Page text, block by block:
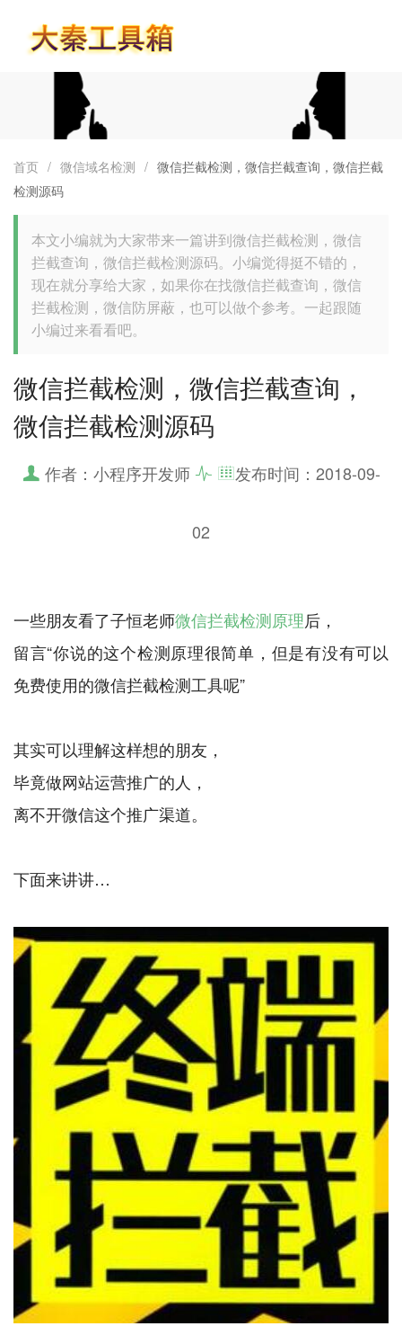
首页 / 微信域名检测 / 微信拦截检测，微信拦截查询，微信拦截
检测源码
本文小编就为大家带来一篇讲到微信拦截检测，微信
拦截查询，微信拦截检测源码。小编觉得挺不错的，
现在就分享给大家，如果你在找微信拦截查询，微信
拦截检测，微信防屏蔽，也可以做个参考。一起跟随
小编过来看看吧。
微信拦截检测，微信拦截查询，
微信拦截检测源码
作者：小程序开发师 发布时间： 2018-09-
02
一些朋友看了子恒老师微信拦截检测原理后，
留言“你说的这个检测原理很简单，但是有没有可以
免费使用的微信拦截检测工具呢”
其实可以理解这样想的朋友，
毕竟做网站运营推广的人，
离不开微信这个推广渠道。
下面来讲讲…